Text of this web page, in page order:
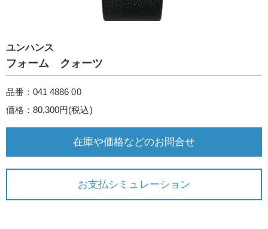
ユンハンス
フォーム クォーツ
品番：041 4886 00
価格：80,300円(税込)
在庫や価格などのお問合せ
お支払シミュレーション